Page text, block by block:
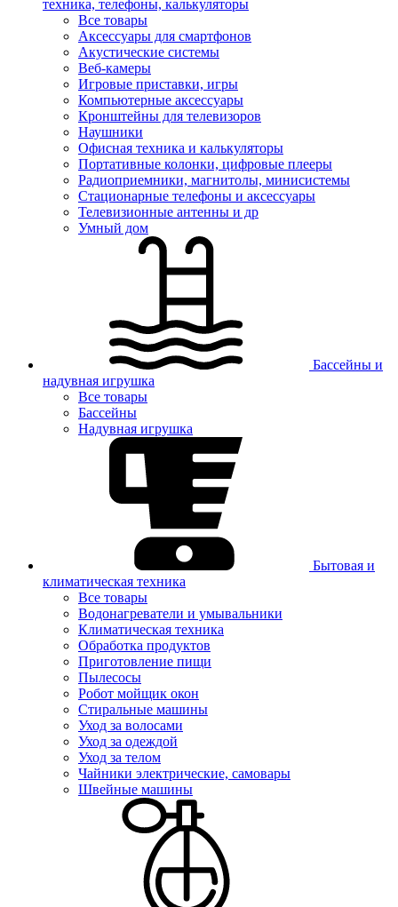
техника, телефоны, калькуляторы
Все товары
Аксессуары для смартфонов
Акустические системы
Веб-камеры
Игровые приставки, игры
Компьютерные аксессуары
Кронштейны для телевизоров
Наушники
Офисная техника и калькуляторы
Портативные колонки, цифровые плееры
Радиоприемники, магнитолы, минисистемы
Стационарные телефоны и аксессуары
Телевизионные антенны и др
Умный дом
Бассейны и
надувная игрушка
Все товары
Бассейны
Надувная игрушка
Бытовая и
климатическая техника
Все товары
Водонагреватели и умывальники
Климатическая техника
Обработка продуктов
Приготовление пищи
Пылесосы
Робот мойщик окон
Стиральные машины
Уход за волосами
Уход за одеждой
Уход за телом
Чайники электрические, самовары
Швейные машины